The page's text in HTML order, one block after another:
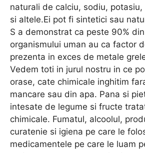
naturali de calciu, sodiu,
si altele.Ei pot fi sintetici sau
S a demonstrat ca peste 90%
organismului uman au ca factor
prezenta in exces de metale
Vedem toti in jurul nostru in ce
orase, cate chimicale inghitim
mancare sau din apa. Pana si
intesate de legume si fructe
chimicale. Fumatul, alcoolul,
curatenie si igiena pe care le
medicamentele pe care le luam